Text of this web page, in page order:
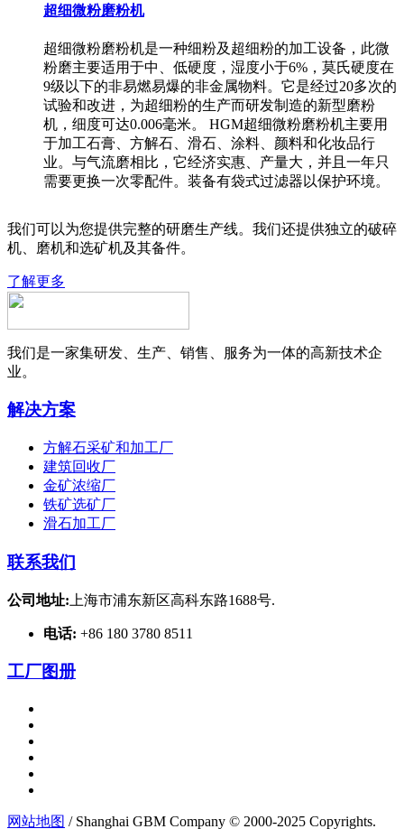
超细微粉磨粉机
超细微粉磨粉机是一种细粉及超细粉的加工设备，此微
粉磨主要适用于中、低硬度，湿度小于6%，莫氏硬度在
9级以下的非易燃易爆的非金属物料。它是经过20多次的
试验和改进，为超细粉的生产而研发制造的新型磨粉
机，细度可达0.006毫米。 HGM超细微粉磨粉机主要用
于加工石膏、方解石、滑石、涂料、颜料和化妆品行
业。与气流磨相比，它经济实惠、产量大，并且一年只
需要更换一次零配件。装备有袋式过滤器以保护环境。
我们可以为您提供完整的研磨生产线。我们还提供独立的破碎
机、磨机和选矿机及其备件。
了解更多
我们是一家集研发、生产、销售、服务为一体的高新技术企
业。
解决方案
方解石采矿和加工厂
建筑回收厂
金矿浓缩厂
铁矿选矿厂
滑石加工厂
联系我们
公司地址: 上海市浦东新区高科东路1688号.
电话: +86 180 3780 8511
工厂图册
网站地图 / Shanghai GBM Company © 2000-2025 Copyrights.